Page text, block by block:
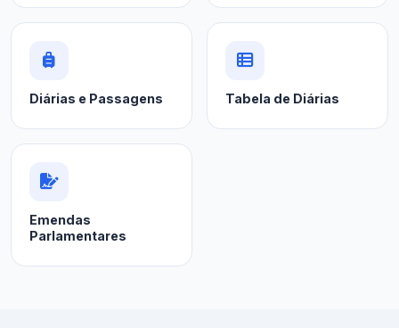
Diárias e Passagens Tabela de Diárias
Emendas
Parlamentares